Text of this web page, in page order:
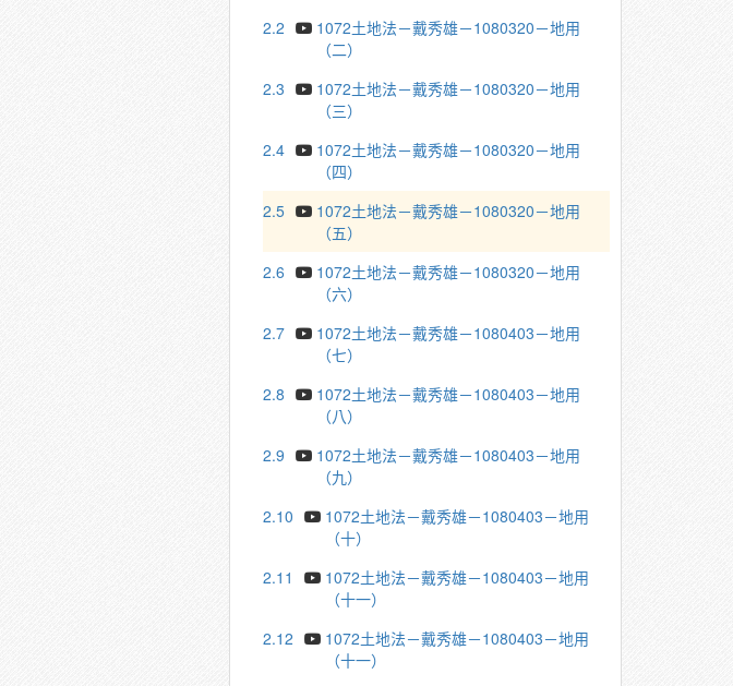
2.2
1072土地法－戴秀雄－1080320－地用
（二）
2.3
1072土地法－戴秀雄－1080320－地用
（三）
2.4
1072土地法－戴秀雄－1080320－地用
（四）
2.5
1072土地法－戴秀雄－1080320－地用
（五）
2.6
1072土地法－戴秀雄－1080320－地用
（六）
2.7
1072土地法－戴秀雄－1080403－地用
（七）
2.8
1072土地法－戴秀雄－1080403－地用
（八）
2.9
1072土地法－戴秀雄－1080403－地用
（九）
2.10
1072土地法－戴秀雄－1080403－地用
（十）
2.11
1072土地法－戴秀雄－1080403－地用
（十一）
2.12
1072土地法－戴秀雄－1080403－地用
（十一）